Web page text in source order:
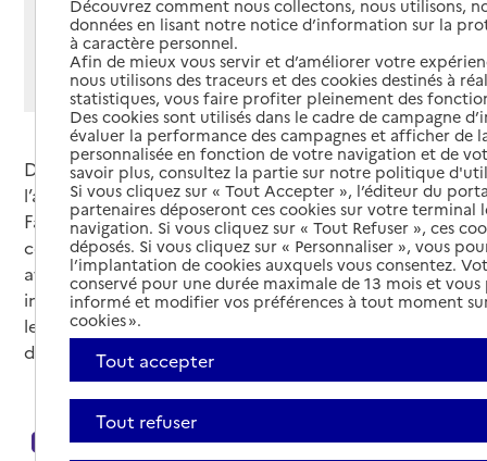
ImprimerPartager par email
Partager sur Facebook
Partager sur X
Partager sur Linkedin
Si vous souhaitez partager sur Facebook, LinkedIn, X et
Whatsapp, veuillezautoriser le dépôt de cookies.
Depuis le 30 septembre, le Service public de
l’autonomie et le ministère des Solidarités et des
Familles ont lancé une campagne de
communication auprès du grand public. Elle met en
avant le site Pour-les-personnes-agees.gouv.fr et les
informations qu’il offre aux personnes âgées et à
leurs aidants sur les aides, les droits et les
démarches.
Découvrez comment nous collectons, nous utilisons,
données en lisant notre notice d’information sur la
à caractère personnel.
Afin de mieux vous servir et d’améliorer votre
nous utilisons des traceurs et des cookies destinés à
statistiques, vous faire profiter pleinement des
Des cookies sont utilisés dans le cadre de campagne
évaluer la performance des campagnes et afficher de
personnalisée en fonction de votre navigation et de
savoir plus, consultez la partie sur notre politique
Si vous cliquez sur « Tout Accepter », l’éditeur du
partenaires déposeront ces cookies sur votre terminal
navigation. Si vous cliquez sur « Tout Refuser », ces
déposés. Si vous cliquez sur « Personnaliser », vous
l’implantation de cookies auxquels vous consentez.
conservé pour une durée maximale de 13 mois et
informé et modifier vos préférences à tout moment
cookies ».
Tout accepter
Tout refuser